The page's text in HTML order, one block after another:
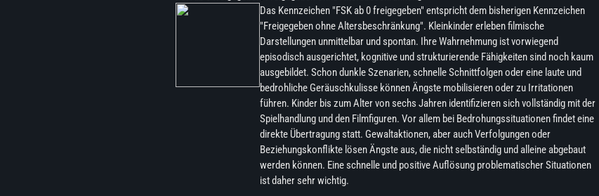
Das Kennzeichen "FSK ab 0 freigegeben" entspricht dem bisherigen Kennzeichen
"Freigegeben ohne Altersbeschränkung". Kleinkinder erleben filmische
Darstellungen unmittelbar und spontan. Ihre Wahrnehmung ist vorwiegend
episodisch ausgerichtet, kognitive und strukturierende Fähigkeiten sind noch kaum
ausgebildet. Schon dunkle Szenarien, schnelle Schnittfolgen oder eine laute und
bedrohliche Geräuschkulisse können Ängste mobilisieren oder zu Irritationen
führen. Kinder bis zum Alter von sechs Jahren identifizieren sich vollständig mit der
Spielhandlung und den Filmfiguren. Vor allem bei Bedrohungssituationen findet eine
direkte Übertragung statt. Gewaltaktionen, aber auch Verfolgungen oder
Beziehungskonflikte lösen Ängste aus, die nicht selbständig und alleine abgebaut
werden können. Eine schnelle und positive Auflösung problematischer Situationen
ist daher sehr wichtig.